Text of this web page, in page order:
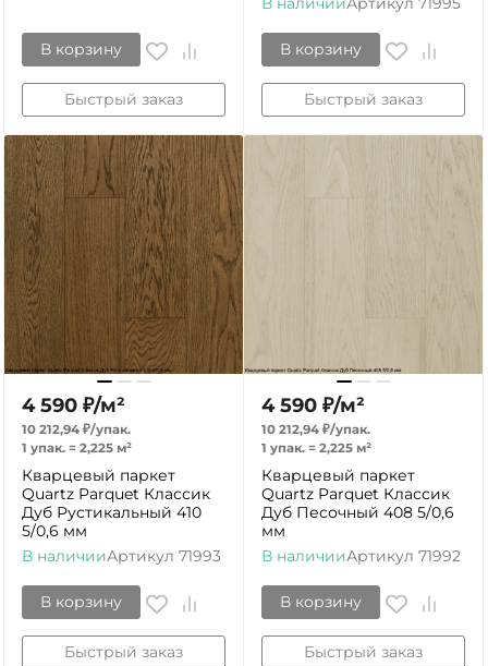
В корзину
Быстрый заказ
В корзину
Быстрый заказ
4 590 ₽/м²
10 212,94 ₽/упак.
1 упак. = 2,225 м²
Кварцевый паркет
Quartz Parquet Классик
Дуб Рустикальный 410
5/0,6 мм
В наличииАртикул 71993
В корзину
Быстрый заказ
4 590 ₽/м²
10 212,94 ₽/упак.
1 упак. = 2,225 м²
Кварцевый паркет
Quartz Parquet Классик
Дуб Песочный 408 5/0,6
мм
В наличииАртикул 71992
В корзину
Быстрый заказ